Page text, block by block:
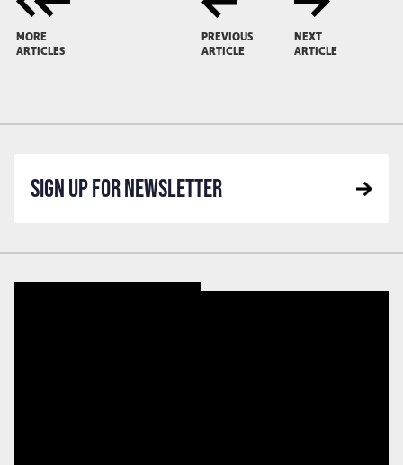
MORE
ARTICLES
PREVIOUS
ARTICLE
NEXT
ARTICLE
SIGN UP FOR NEWSLETTER